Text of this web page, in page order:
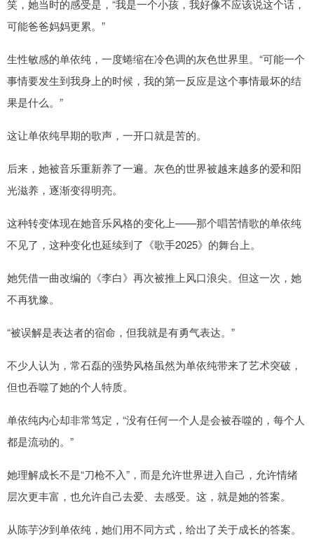
笑，她当时的感受是，“我是一个小孩，我好像不应该说这个话，
可能爸爸妈妈更累。”
生性敏感的单依纯，一度蜷缩在冷色调的灰色世界里。“可能一个
事情要发生到我身上的时候，我的第一反应是这个事情最坏的结
果是什么。”
这让单依纯早期的歌声，一开口就是苦的。
后来，她被音乐重新养了一遍。灰色的世界被越来越多的爱和阳
光滋养，逐渐变得明亮。
这种转变体现在她音乐风格的变化上——那个唱苦情歌的单依纯
不见了，这种变化也延续到了《歌手2025》的舞台上。
她凭借一曲改编的《李白》再次被推上风口浪尖。但这一次，她
不再犹豫。
“被误解是表达者的宿命，但我就是有勇气表达。”
不少人认为，常石磊的强势风格虽然为单依纯带来了艺术突破，
但也吞噬了她的个人特质。
单依纯内心却非常笃定，“没有任何一个人是会被吞噬的，每个人
都是流动的。”
她理解成长不是“刀枪不入”，而是允许世界进入自己，允许情绪
层次更丰富，也允许自己去爱、去感受。这，就是她的答案。
从陈芋汐到单依纯，她们用不同方式，给出了关于成长的答案。